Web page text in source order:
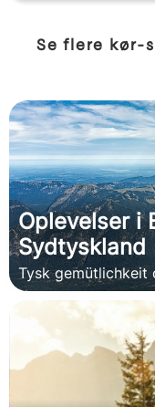
Se flere kør-
Oplevelser i
Sydtyskland
Tysk gemütlichkeit